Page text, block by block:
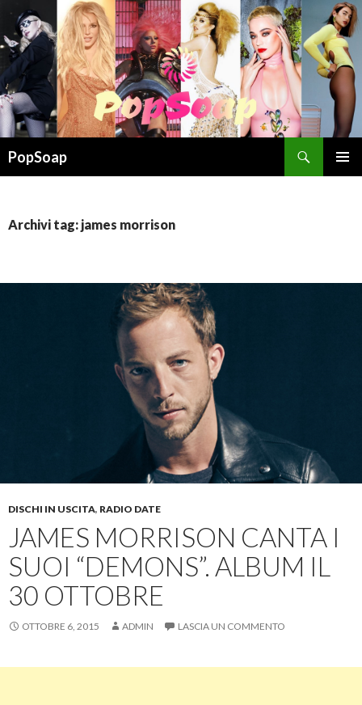
PopSoap
Archivi tag: james morrison
DISCHI IN USCITA, RADIO DATE
JAMES MORRISON CANTA I
SUOI “DEMONS”. ALBUM IL
30 OTTOBRE
OTTOBRE 6, 2015 ADMIN LASCIA UN COMMENTO